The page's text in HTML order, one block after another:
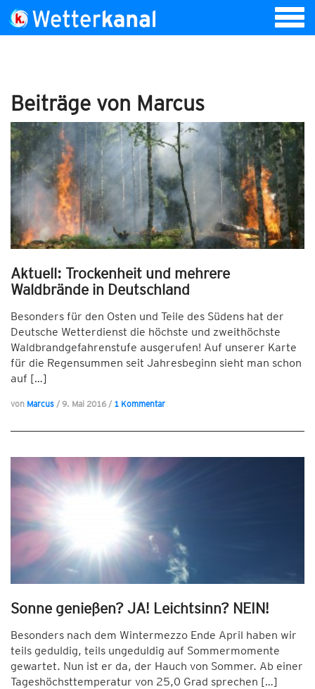
Beiträge von Marcus
Aktuell: Trockenheit und mehrere
Waldbrände in Deutschland
Besonders für den Osten und Teile des Südens hat der
Deutsche Wetterdienst die höchste und zweithöchste
Waldbrandgefahrenstufe ausgerufen! Auf unserer Karte
für die Regensummen seit Jahresbeginn sieht man schon
auf […]
von Marcus / 9. Mai 2016/ 1 Kommentar
Sonne genießen? JA! Leichtsinn? NEIN!
Besonders nach dem Wintermezzo Ende April haben wir
teils geduldig, teils ungeduldig auf Sommermomente
gewartet. Nun ist er da, der Hauch von Sommer. Ab einer
Tageshöchsttemperatur von 25,0 Grad sprechen […]